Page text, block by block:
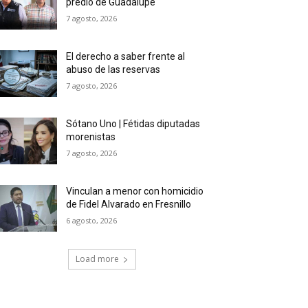
7 agosto, 2026
El derecho a saber frente al
abuso de las reservas
7 agosto, 2026
Sótano Uno | Fétidas diputadas
morenistas
7 agosto, 2026
Vinculan a menor con homicidio
de Fidel Alvarado en Fresnillo
6 agosto, 2026
Load more